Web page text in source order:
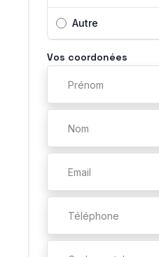
Autre
Vos coordonées